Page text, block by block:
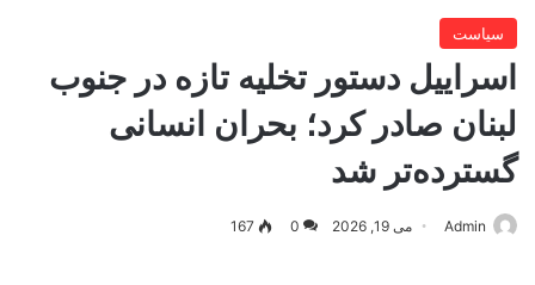
سیاست
اسراییل دستور تخلیه تازه در جنوب
لبنان صادر کرد؛ بحران انسانی
گسترده‌تر شد
Admin می 19, 2026 0
167